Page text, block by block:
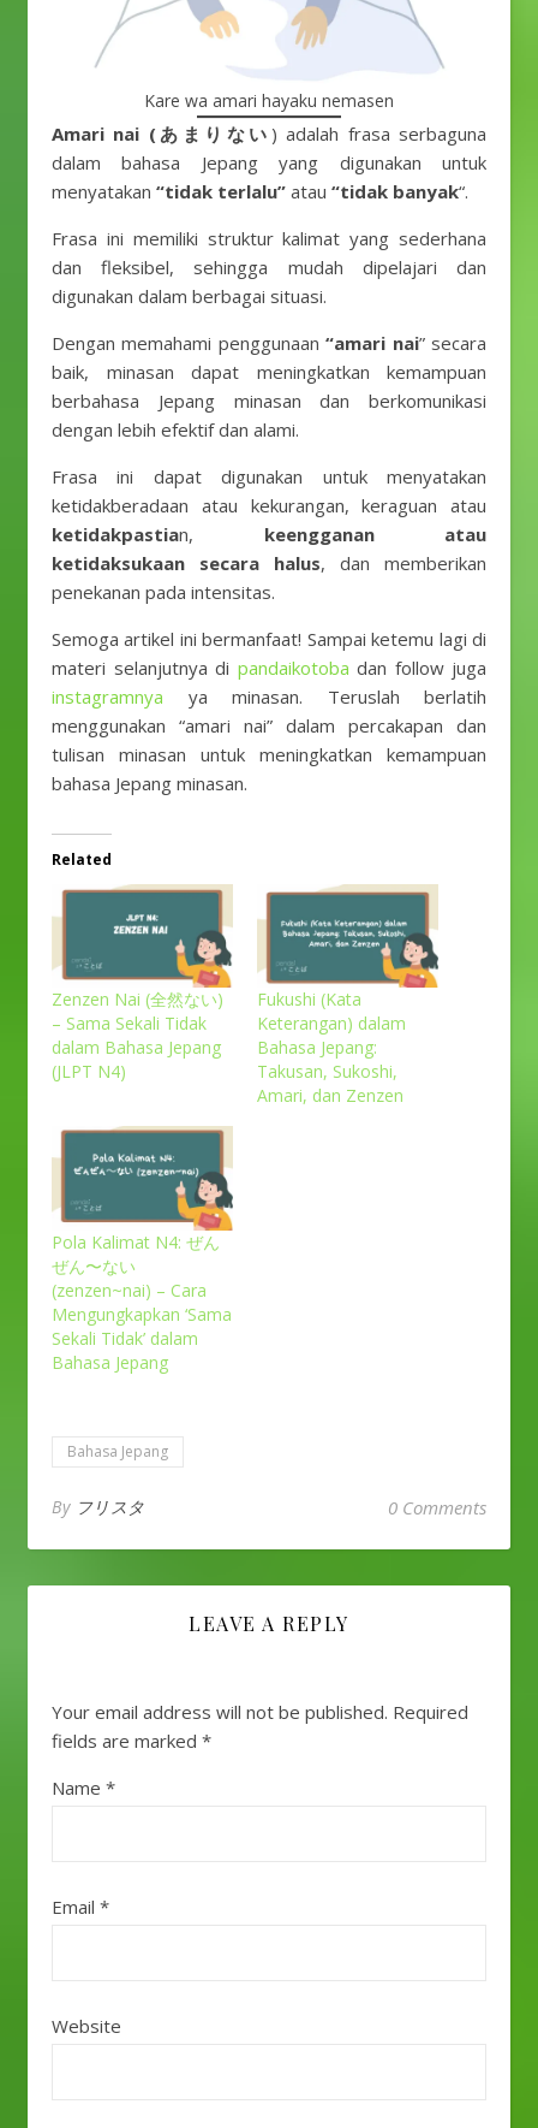
Kare wa amari hayaku nemasen
Amari nai (あまりない ) adalah frasa serbaguna
dalam bahasa Jepang yang digunakan untuk
menyatakan “tidak terlalu” atau “tidak banyak“.
Frasa ini memiliki struktur kalimat yang sederhana
dan fleksibel, sehingga mudah dipelajari dan
digunakan dalam berbagai situasi.
Dengan memahami penggunaan“amari nai” secara
baik, minasan dapat meningkatkan kemampuan
berbahasa Jepang minasan dan berkomunikasi
dengan lebih efektif dan alami.
Frasa ini dapat digunakan untuk menyatakan
ketidakberadaan atau kekurangan, keraguan atau
ketidakpastian, keengganan atau
ketidaksukaan secara halus, dan memberikan
penekanan pada intensitas.
Semoga artikel ini bermanfaat! Sampai ketemu lagi di
materi selanjutnya di pandaikotoba dan follow juga
instagramnya ya minasan. Teruslah berlatih
menggunakan “amari nai” dalam percakapan dan
tulisan minasan untuk meningkatkan kemampuan
bahasa Jepang minasan.
Related
Zenzen Nai (全然ない)
– Sama Sekali Tidak
dalam Bahasa Jepang
(JLPT N4)
Fukushi (Kata
Keterangan) dalam
Bahasa Jepang:
Takusan, Sukoshi,
Amari, dan Zenzen
Pola Kalimat N4: ぜん
ぜん〜ない
(zenzen~nai) – Cara
Mengungkapkan ‘Sama
Sekali Tidak’ dalam
Bahasa Jepang
Bahasa Jepang
By フリスタ 0 Comments
LEAVE A REPLY
Your email address will not be published. Required
fields are marked *
Name *
Email *
Website